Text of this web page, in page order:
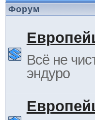
Форум
Всё не
эндуро